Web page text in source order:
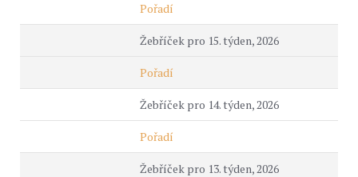
Pořadí
Žebříček pro 15. týden, 2026
Pořadí
Žebříček pro 14. týden, 2026
Pořadí
Žebříček pro 13. týden, 2026